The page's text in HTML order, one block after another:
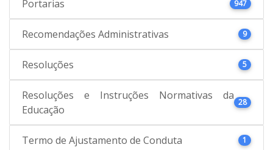
Portarias 947
Recomendações Administrativas 9
Resoluções 5
Resoluções e Instruções Normativas da
Educação
28
Termo de Ajustamento de Conduta 1